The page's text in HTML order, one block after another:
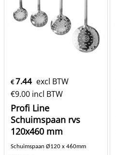
€7.44 excl BTW
€9.00 incl BTW
Profi Line
Schuimspaan rvs
120x460 mm
Schuimspaan Ø120 x 460mm